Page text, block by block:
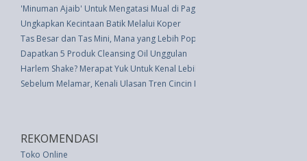
'Minuman Ajaib' Untuk Mengatasi Mual di Pagi Hari Selama Kehamilan
Ungkapkan Kecintaan Batik Melalui Koper
Tas Besar dan Tas Mini, Mana yang Lebih Populer Bagi Wanita?
Dapatkan 5 Produk Cleansing Oil Unggulan
Harlem Shake? Merapat Yuk Untuk Kenal Lebih Jauh
Sebelum Melamar, Kenali Ulasan Tren Cincin Lamaran Berikut
REKOMENDASI
Toko Online